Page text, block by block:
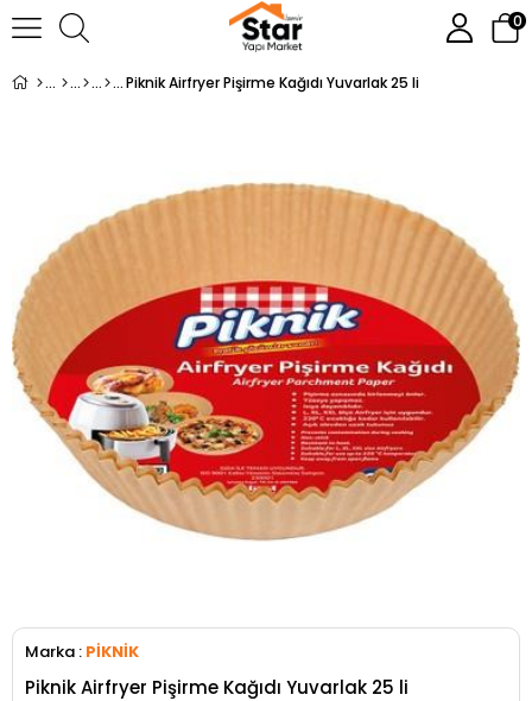
0
Piknik Airfryer Pişirme Kağıdı Yuvarlak 25 li
Marka : PİKNİK
Piknik Airfryer Pişirme Kağıdı Yuvarlak 25 li